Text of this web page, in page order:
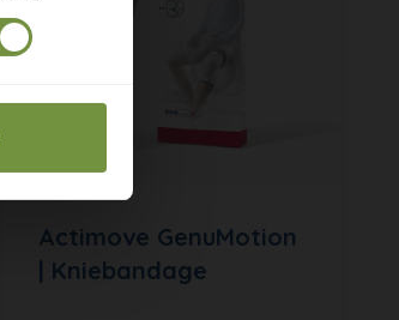
Actimove GenuMotion
| Kniebandage